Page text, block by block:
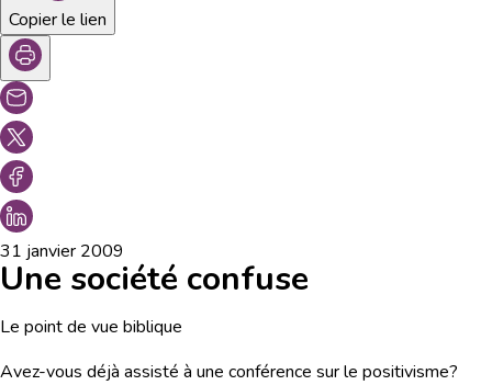
Copier le lien
31 janvier 2009
Une société confuse
Le point de vue biblique
Avez-vous déjà assisté à une conférence sur le positivisme?